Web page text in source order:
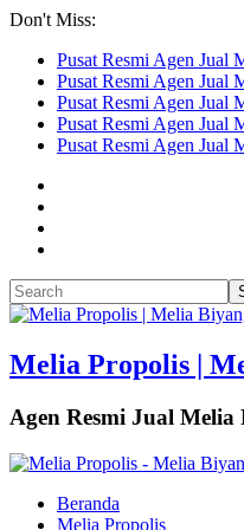
Don't Miss:
Pusat Resmi Agen Jual
Pusat Resmi Agen
Pusat Resmi Agen
Pusat Resmi Agen
Pusat Resmi Agen Jual
Melia Propolis |
Agen Resmi Jual
Beranda
Melia Propolis